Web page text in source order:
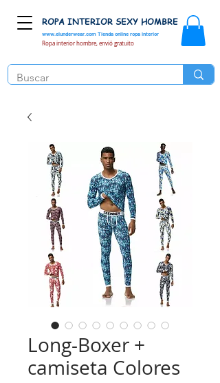
www.elunderwear.com Tienda online ropa interior
ROPA INTERIOR SEXY HOMBRE
Ropa interior hombre, envió gratuito
Long-Boxer +
camiseta Colores